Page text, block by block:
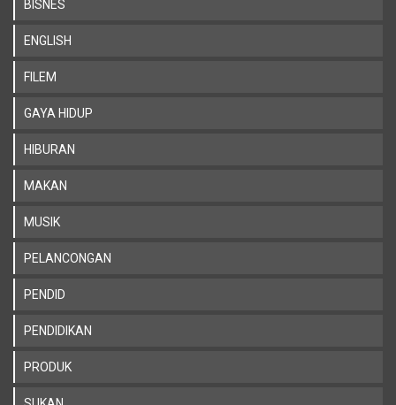
BISNES
ENGLISH
FILEM
GAYA HIDUP
HIBURAN
MAKAN
MUSIK
PELANCONGAN
PENDID
PENDIDIKAN
PRODUK